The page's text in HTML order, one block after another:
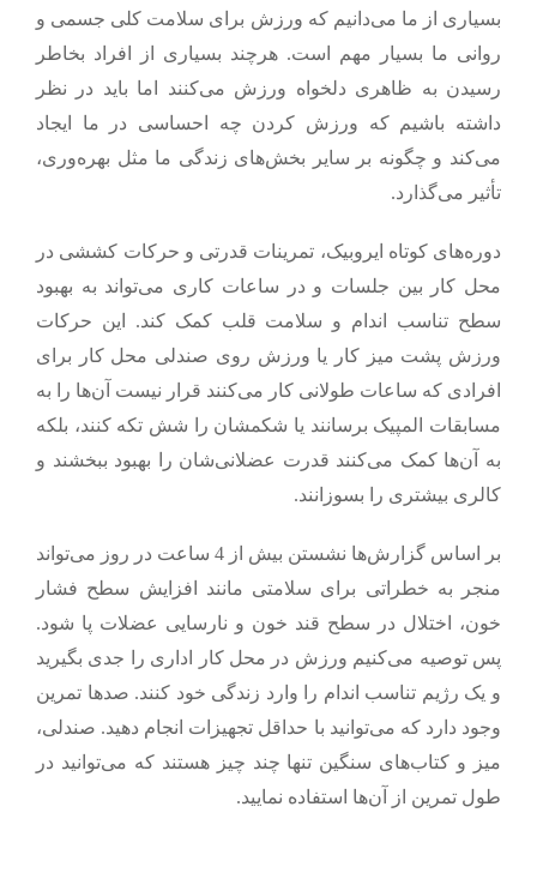
بسیاری از ما می‌دانیمکه ورزش برای سلامت کلی جسمی و
روانی ما بسیار مهم است. هرچند بسیاری از افراد بخاطر
رسیدن به ظاهری دلخواه ورزش می‌کنند اما باید در نظر
داشته باشیم که ورزش کردن چه احساسی در ما ایجاد
می‌کند و چگونه بر سایر بخش‌های زندگی ما مثل بهره‌وری،
تأثیر می‌گذارد.
دوره‌های کوتاه ایروبیک، تمرینات قدرتی و حرکات کششی در
محل کار بین جلسات و در ساعات کاری می‌تواند به بهبود
سطح تناسب اندام و سلامت قلب کمک کند. این حرکات
ورزش پشت میز کار یا ورزش روی صندلی محل کار برای
افرادی که ساعات طولانی کار می‌کنند قرار نیست آن‌ها را به
مسابقات المپیک برسانند یا شکمشان را شش تکه کنند، بلکه
به آن‌ها کمک می‌کنند قدرت عضلانی‌شان را بهبود ببخشند و
کالری بیشتری را بسوزانند.
بر اساس گزارش‌ها نشستن بیش از 4 ساعت در روز می‌تواند
منجر به خطراتی برای سلامتی مانند افزایش سطح فشار
خون، اختلال در سطح قند خون و نارسایی عضلات پا شود.
پس توصیه می‌کنیم ورزش در محل کار اداری را جدی بگیرید
و یک رژیم تناسب اندام را وارد زندگی خود کنند. صدها تمرین
وجود دارد که می‌توانید با حداقل تجهیزات انجام دهید. صندلی،
میز و کتاب‌های سنگین تنها چند چیز هستند که می‌توانید در
طول تمرین از آن‌ها استفاده نمایید.